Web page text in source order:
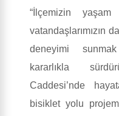
“İlçemizin
vatandaşlarımızın
deneyimi sunmak
kararlıkla
Caddesi’nde
bisiklet yolu